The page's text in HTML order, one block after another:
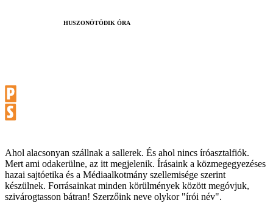
HUSZONÖTÖDIK ÓRA
Ahol alacsonyan szállnak a sallerek. És ahol nincs íróasztalfiók.
Mert ami odakerülne, az itt megjelenik. Írásaink a közmegegyezéses
hazai sajtóetika és a Médiaalkotmány szellemisége szerint
készülnek. Forrásainkat minden körülmények között megóvjuk,
szivárogtasson bátran! Szerzőink neve olykor "írói név".